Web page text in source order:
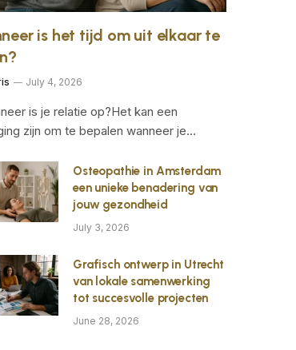
is het tijd om uit elkaar te
July 4, 2026
is je relatie op?Het kan een
zijn om te bepalen wanneer je…
Osteopathie in Amsterdam
een unieke benadering van
jouw gezondheid
July 3, 2026
Grafisch ontwerp in Utrecht
van lokale samenwerking
tot succesvolle projecten
June 28, 2026